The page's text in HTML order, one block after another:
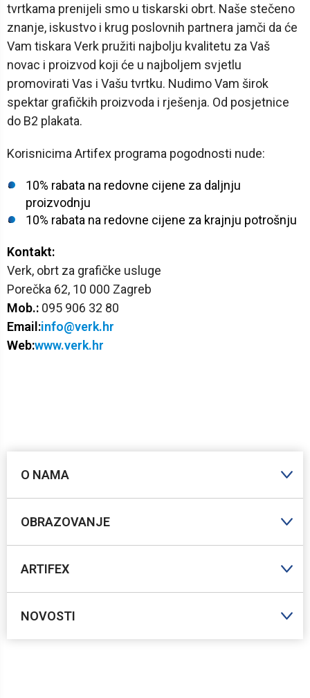
tvrtkama prenijeli smo u tiskarski obrt. Naše stečeno
znanje, iskustvo i krug poslovnih partnera jamči da će
Vam tiskara Verk pružiti najbolju kvalitetu za Vaš
novac i proizvod koji će u najboljem svjetlu
promovirati Vas i Vašu tvrtku. Nudimo Vam širok
spektar grafičkih proizvoda i rješenja. Od posjetnice
do B2 plakata.
Korisnicima Artifex programa pogodnosti nude:
10% rabata na redovne cijene za daljnju
proizvodnju
10% rabata na redovne cijene za krajnju potrošnju
Kontakt:
Verk, obrt za grafičke usluge
Porečka 62, 10 000 Zagreb
Mob.: 095 906 32 80
Email:info@verk.hr
Web:www.verk.hr
O NAMA
OBRAZOVANJE
ARTIFEX
NOVOSTI